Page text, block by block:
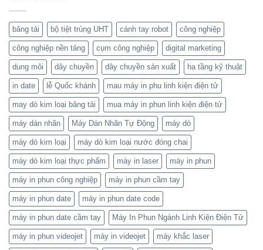
băng tải bộ tiệt trùng UHT cánh tay robot công nghiệp
công nghiệp nền tảng cụm công nghiệp digital marketing
dung môi dây chuyền dây chuyền sản xuất hạ tầng kỹ thuật
in date lễ Quốc khánh mau máy in phu linh kiện điện tử
may dò kim loại băng tải mua máy in phun linh kiện điện tử
máy dán nhãn Máy Dán Nhãn Tự Động máy dò
máy dò kim loại máy dò kim loại nước đóng chai
máy dò kim loại thực phẩm máy in laser máy in phun
máy in phun công nghiệp máy in phun cầm tay
máy in phun date máy in phun date code
máy in phun date cầm tay Máy In Phun Ngành Linh Kiện Điện Tử
máy in phun videojet máy in videojet máy khắc laser